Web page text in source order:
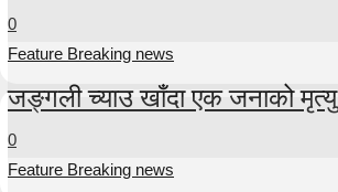
0
Feature Breaking news
जङ्गली च्याउ खाँदा एक जनाको मृत्यु
0
Feature Breaking news